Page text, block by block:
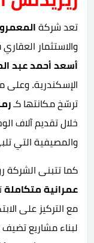
تعد شركة
والاستثمار
أسعد أحمد عبد
الإسكندرية. وعلى
ترسّخ مكانتها كـ
خلال تقديم آلاف
والمصيفية التي
كما تتبنى الشركة
عمرانية متكاملة
مع التركيز على
لبناء مشاريع